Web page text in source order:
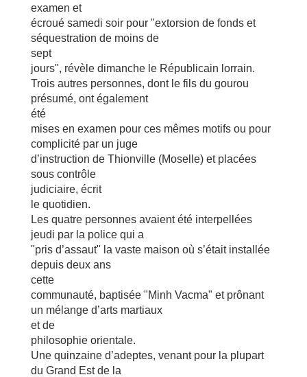
examen et
écroué samedi soir pour "extorsion de fonds et
séquestration de moins de
sept
jours", révèle dimanche le Républicain lorrain.
Trois autres personnes, dont le fils du gourou
présumé, ont également
été
mises en examen pour ces mêmes motifs ou pour
complicité par un juge
d’instruction de Thionville (Moselle) et placées
sous contrôle
judiciaire, écrit
le quotidien.
Les quatre personnes avaient été interpellées
jeudi par la police qui a
"pris d’assaut" la vaste maison où s’était installée
depuis deux ans
cette
communauté, baptisée "Minh Vacma" et prônant
un mélange d’arts martiaux
et de
philosophie orientale.
Une quinzaine d’adeptes, venant pour la plupart
du Grand Est de la